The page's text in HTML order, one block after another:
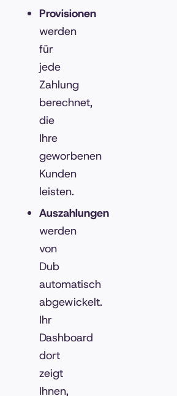
Provisionen
werden
für
jede
Zahlung
berechnet,
die
Ihre
geworbenen
Kunden
leisten.
Auszahlungen
werden
von
Dub
automatisch
abgewickelt.
Ihr
Dashboard
dort
zeigt
Ihnen,